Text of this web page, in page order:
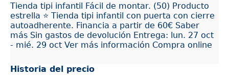
Tienda tipi infantil Fácil de montar. (50) Producto
estrella ⭐ Tienda tipi infantil con puerta con cierre
autoadherente. Financia a partir de 60€ Saber
más Sin gastos de devolución Entrega: lun. 27 oct
- mié. 29 oct Ver más información Compra online
Historia del precio